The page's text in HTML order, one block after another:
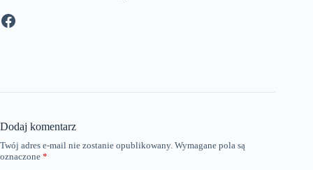
Facebook
Dodaj komentarz
Twój adres e-mail nie zostanie opublikowany. Wymagane pola są
oznaczone *